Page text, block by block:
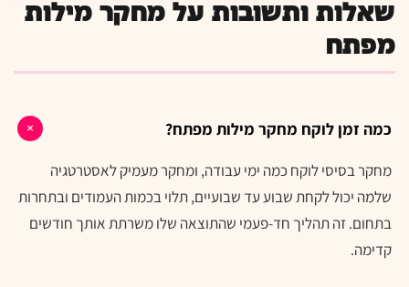
שאלות ותשובות על מחקר מילות
מפתח
כמה זמן לוקח מחקר מילות מפתח?
מחקר בסיסי לוקח כמה ימי עבודה, ומחקר מעמיק לאסטרטגיה
שלמה יכול לקחת שבוע עד שבועיים, תלוי בכמות העמודים ובתחרות
בתחום. זה תהליך חד-פעמי שהתוצאה שלו משרתת אותך חודשים
קדימה.